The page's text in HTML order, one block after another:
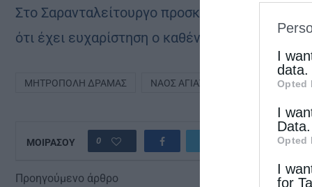
IAB’s
other
I
data.
Opted
I
Data.
Opted
I
for
Στο Σαρανταλείτουργο προσκομίζουμε στο Ναό
ότι έχει ευχαρίστηση ο καθένας (πρόσφορο,
ΜΗΤΡΌΠΟΛΗ ΔΡΆΜΑΣ ΝΑΌΣ ΑΓΊΑΣ ΕΙΡΉΝΗΣ ΔΡΆΜΑΣ
ΜΟΙΡΑΣΟΥ 0
Προηγούμενο άρθρο